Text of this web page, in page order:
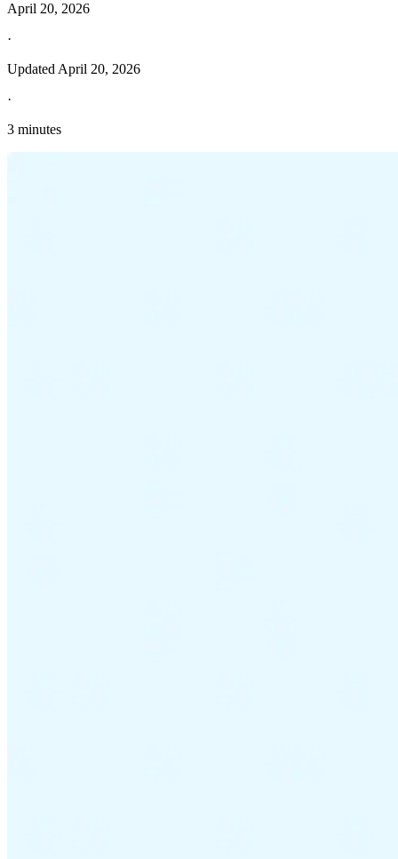
April 20, 2026
·
Updated April 20, 2026
·
3 minutes